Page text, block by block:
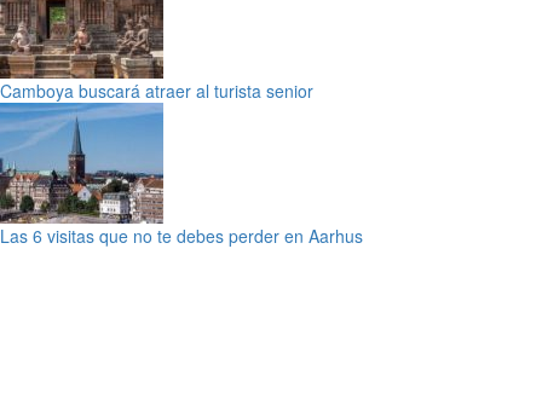
Camboya buscará atraer al turista senior
Las 6 visitas que no te debes perder en Aarhus